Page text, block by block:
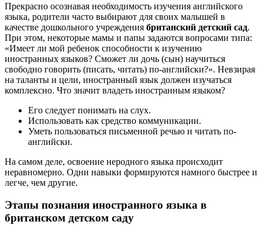
Прекрасно осознавая необходимость изучения английского
языка, родители часто выбирают для своих малышей в
качестве дошкольного учреждения британский детский сад.
При этом, некоторые мамы и папы задаются вопросами типа:
«Имеет ли мой ребенок способности к изучению
иностранных языков? Сможет ли дочь (сын) научиться
свободно говорить (писать, читать) по-английски?». Невзирая
на таланты и цели, иностранный язык должен изучаться
комплексно. Что значит владеть иностранным языком?
Его следует понимать на слух.
Использовать как средство коммуникации.
Уметь пользоваться письменной речью и читать по-
английски.
На самом деле, освоение неродного языка происходит
неравномерно. Одни навыки формируются намного быстрее и
легче, чем другие.
Этапы познания иностранного языка в
британском детском саду